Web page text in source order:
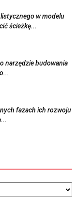
w modelu
ścieżkę...
narzędzie budowania
fazach ich rozwoju